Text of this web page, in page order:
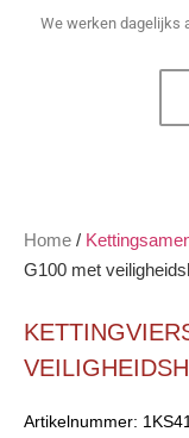
We werken dagelijks
Home /
G100 met
Artikelnummer: